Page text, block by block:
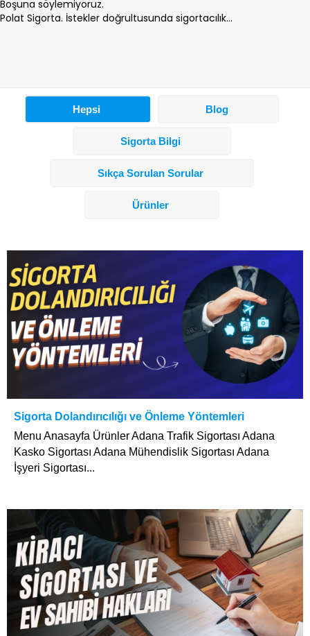
Boşuna söylemiyoruz.
Polat Sigorta. İstekler doğrultusunda sigortacılık...
Hepsi Blog
Sigorta Bilgi
Sıkça Sorulan Sorular
Ürünler
Sigorta Dolandırıcılığı ve Önleme Yöntemleri
Menu Anasayfa Ürünler Adana Trafik Sigortası Adana
Kasko Sigortası Adana Mühendislik Sigortası Adana
İşyeri Sigortası...